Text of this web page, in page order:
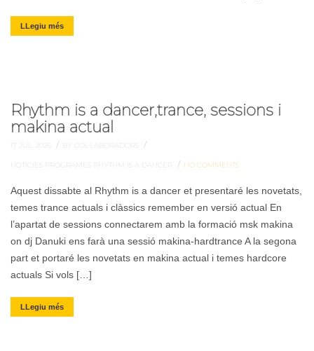
LLegiu més
Rhythm is a dancer,trance, sessions i
makina actual
/ BY COL·LABORADORS /
NOTÍCIES PROGRAMES RHYTHM IS A DANCER / NO COMMENTS
Aquest dissabte al Rhythm is a dancer et presentaré les novetats,
temes trance actuals i clàssics remember en versió actual En
l’apartat de sessions connectarem amb la formació msk makina
on dj Danuki ens farà una sessió makina-hardtrance A la segona
part et portaré les novetats en makina actual i temes hardcore
actuals Si vols […]
LLegiu més